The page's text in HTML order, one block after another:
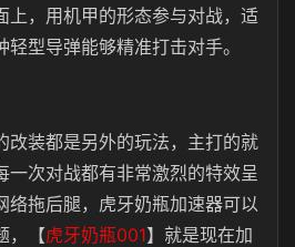
上，用机甲的形态参与对战，适
型导弹能够精准打击对手。
改装都是另外的玩法，主打的就
一次对战都有非常激烈的特效呈
络拖后腿，虎牙奶瓶加速器可以
，【虎牙奶瓶001】就是现在加